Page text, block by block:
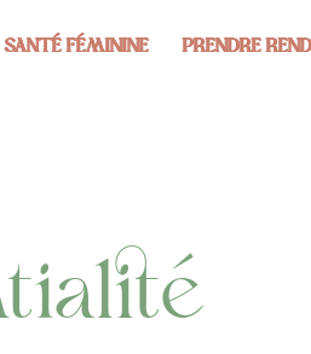
SANTÉ FÉMININE PRENDRE